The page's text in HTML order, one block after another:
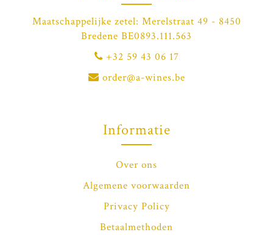
Maatschappelijke zetel: Merelstraat 49 - 8450
Bredene BE0893.111.563
+32 59 43 06 17
order@a-wines.be
Informatie
Over ons
Algemene voorwaarden
Privacy Policy
Betaalmethoden